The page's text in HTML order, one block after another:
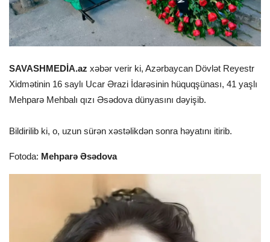
SAVASHMEDİA.az xəbər verir ki, Azərbaycan Dövlət Reyestr
Xidmətinin 16 saylı Ucar Ərazi İdarəsinin hüquqşünası, 41 yaşlı
Mehparə Mehbalı qızı Əsədova dünyasını dəyişib.
Bildirilib ki, o, uzun sürən xəstəlikdən sonra həyatını itirib.
Fotoda: Mehparə Əsədova